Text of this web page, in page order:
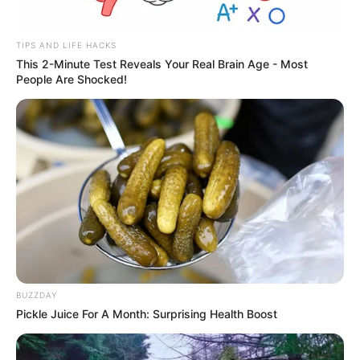
TIPS AND LIFE HACKS
This 2-Minute Test Reveals Your Real Brain Age - Most
People Are Shocked!
BUZZDAY
Pickle Juice For A Month: Surprising Health Boost